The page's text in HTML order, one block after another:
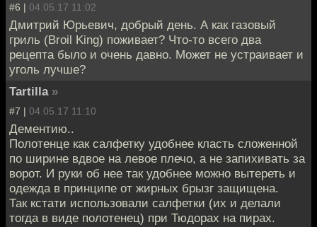
#6 | 04.05.17 11:02
Дмитрий Юрьевич, добрый день. А как газовый
гриль (Broil King) поживает? Что-то всего два
рецепта было и очень давно. Может не устраивает и
уголь лучше?
Tartilla »
#7 | 04.05.17 11:10
Дементию..
Полотенце как салфетку удобнее класть сложенной
по ширине вдвое на левое плечо, а не запихивать за
ворот. И руки об нее так удобнее можно вытереть и
одежда в принципе от жирных брызг защищена.
Так кстати использовали салфетки (их и делали
тогда в виде полотенец) при Тюдорах на пирах.